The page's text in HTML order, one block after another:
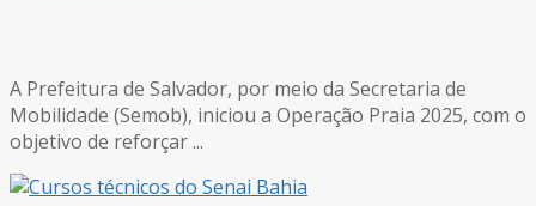
A Prefeitura de Salvador, por meio da Secretaria de
Mobilidade (Semob), iniciou a Operação Praia 2025, com o
objetivo de reforçar ...